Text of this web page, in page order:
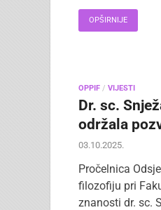
OPŠIRNIJE
OPPIF / VIJESTI
Dr. sc.
održala
03.10.2025.
Pročelnica
filozofiju pri
znanosti dr. sc.